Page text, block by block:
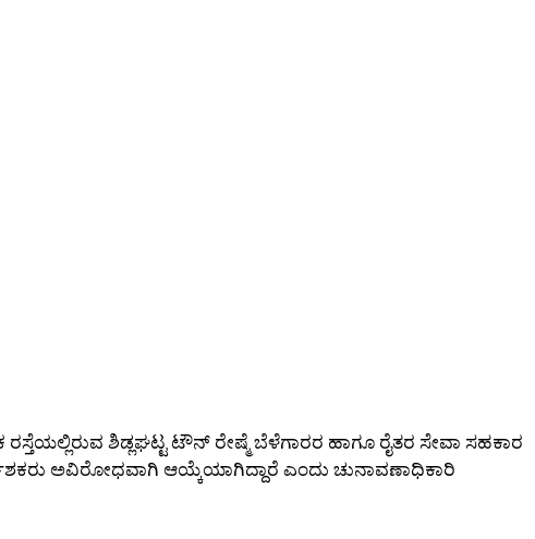
ಶಿಡ್ಲಘಟ್ಟ ಟೌನ್ ರೇಷ್ಮೆ ಬೆಳೆಗಾರರ ಹಾಗೂ ರೈತರ ಸೇವಾ ಸಹಕಾರ
ಅವಿರೋಧವಾಗಿ ಆಯ್ಕೆಯಾಗಿದ್ದಾರೆ ಎಂದು ಚುನಾವಣಾಧಿಕಾರಿ